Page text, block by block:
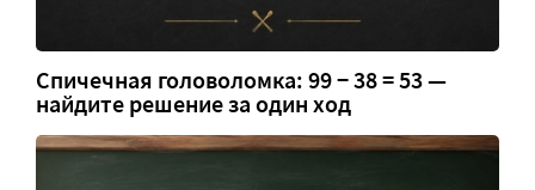
Спичечная головоломка: 99 − 38 = 53 —
найдите решение за один ход